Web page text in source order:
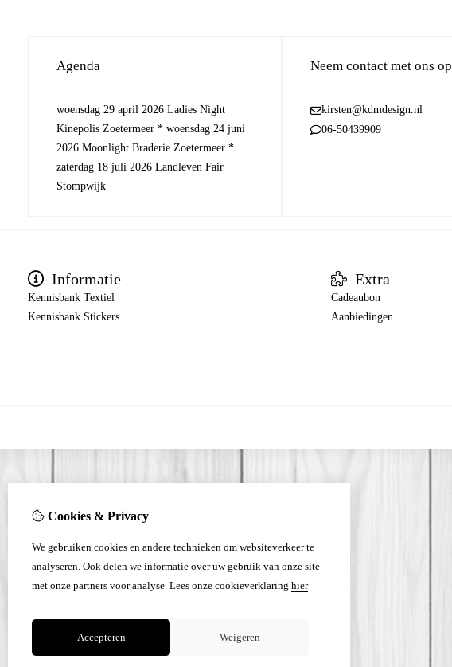
Agenda
woensdag 29 april 2026 Ladies Night
Kinepolis Zoetermeer * woensdag 24 juni
2026 Moonlight Braderie Zoetermeer *
zaterdag 18 juli 2026 Landleven Fair
Stompwijk
Neem contact met ons op
kirsten@kdmdesign.nl
06-50439909
Informatie
Kennisbank Textiel
Kennisbank Stickers
Extra
Cadeaubon
Aanbiedingen
Cookies & Privacy
We gebruiken cookies en andere technieken om websiteverkeer te
analyseren. Ook delen we informatie over uw gebruik van onze site
met onze partners voor analyse. Lees onze cookieverklaring hier
Accepteren Weigeren